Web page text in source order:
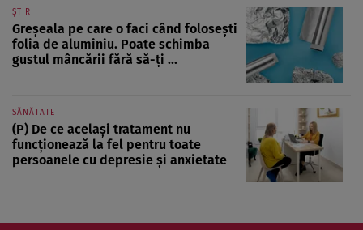
ȘTIRI
Greșeala pe care o faci când folosești
folia de aluminiu. Poate schimba
gustul mâncării fără să-ți ...
SĂNĂTATE
(P) De ce același tratament nu
funcționează la fel pentru toate
persoanele cu depresie și anxietate